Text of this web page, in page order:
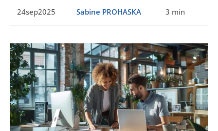
24sep2025 Sabine PROHASKA 3 min